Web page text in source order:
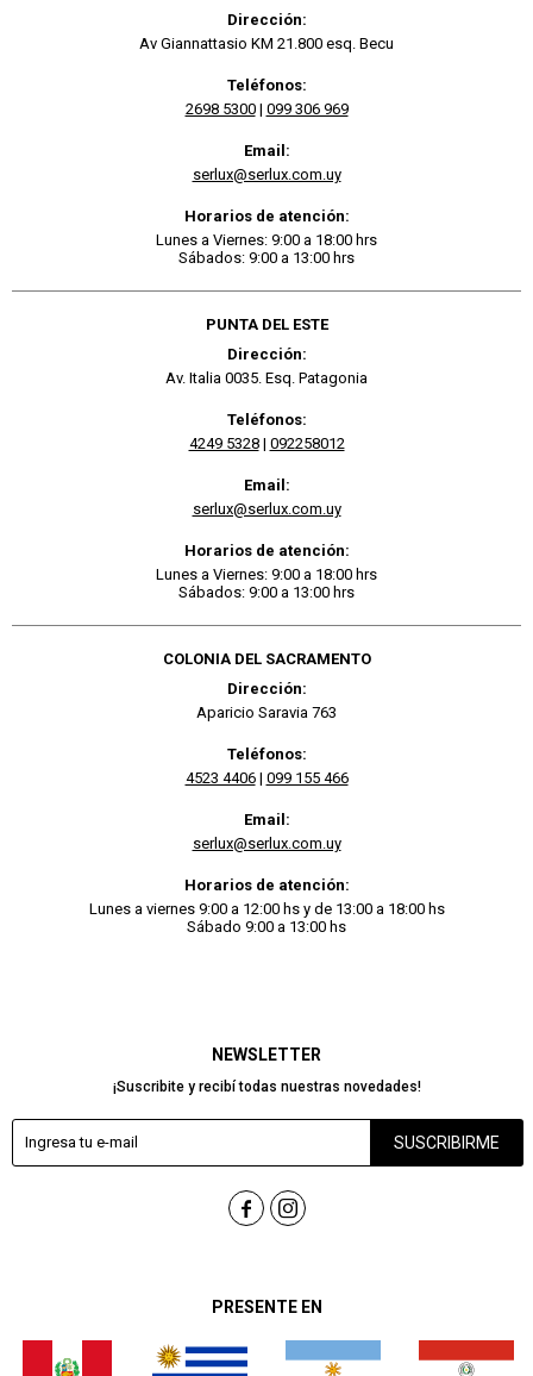
PRESENTE EN
NEWSLETTER
¡Suscribite y recibí todas nuestras novedades!
SUSCRIBIRME
 
Dirección:
Av Giannattasio KM 21.800 esq. Becu
Teléfonos:
2698 5300| 099 306 969
Email:
serlux@serlux.com.uy
Horarios de atención:
Lunes a Viernes: 9:00 a 18:00 hrs
Sábados: 9:00 a 13:00 hrs
PUNTA DEL ESTE
Dirección:
Av. Italia 0035. Esq. Patagonia
Teléfonos:
4249 5328| 092258012
Email:
serlux@serlux.com.uy
Horarios de atención:
Lunes a Viernes: 9:00 a 18:00 hrs
Sábados: 9:00 a 13:00 hrs
COLONIA DEL SACRAMENTO
Dirección:
Aparicio Saravia 763
Teléfonos:
4523 4406| 099 155 466
Email:
serlux@serlux.com.uy
Horarios de atención:
Lunes a viernes 9:00 a 12:00 hs y de 13:00 a 18:00 hs
Sábado 9:00 a 13:00 hs